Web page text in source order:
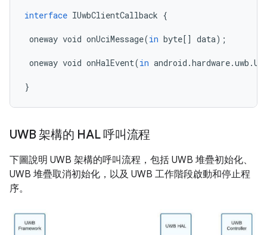
interface IUwbClientCallback {
oneway void onUciMessage(in byte[] data);
oneway void onHalEvent(in android .hardware.uwb .
}
UWB 架構的 HAL 呼叫流程
下圖說明 UWB 架構的呼叫流程，包括 UWB 堆疊初始化、
UWB 堆疊取消初始化，以及 UWB 工作階段啟動和停止程
序。